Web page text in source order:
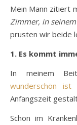
Mein Mann zitiert
Zimmer, in
prusten wir beide
1. Es kommt
In meinem
wunderschön ist
Anfangszeit
Schon im